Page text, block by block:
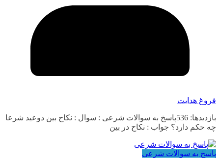
فروغ هدایت
بازدیدها: 536پاسخ به سوالات شرعی : سوال : نکاح بین دوعید شرعا
چه حکم دارد؟ جواب : نکاح در بین
پاسخ به سوالات شرعی